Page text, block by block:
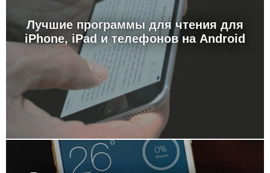
Лучшие программы для чтения для
iPhone, iPad и телефонов на Android